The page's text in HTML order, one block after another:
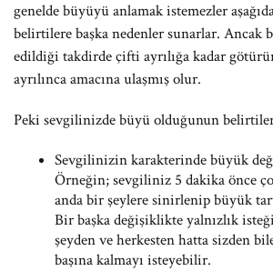
genelde büyüyü anlamak istemezler
belirtilere başka nedenler sunarlar. Ancak
edildiği takdirde çifti ayrılığa kadar
ayrılınca amacına ulaşmış olur.
Peki sevgilinizde büyü olduğunun
Sevgilinizin karakterinde büyük
Örneğin; sevgiliniz 5 dakika önce
anda bir şeylere sinirlenip büyük
Bir başka değişiklikte yalnızlık
şeyden ve herkesten hatta sizden
başına kalmayı isteyebilir.